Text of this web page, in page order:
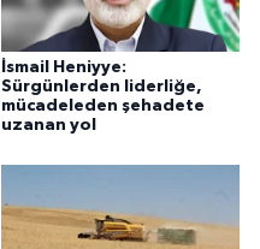
İsmail Heniyye:
Sürgünlerden liderliğe,
mücadeleden şehadete
uzanan yol